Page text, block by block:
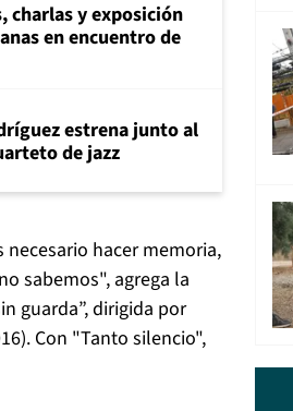
charlas y exposición
en encuentro de
estrena junto al
de jazz
necesario hacer memoria,
sabemos", agrega la
guarda”, dirigida por
Con "Tanto silencio",